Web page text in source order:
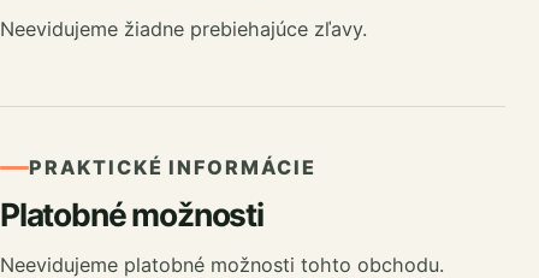
Neevidujeme žiadne prebiehajúce zľavy.
PRAKTICKÉ INFORMÁCIE
Platobné možnosti
Neevidujeme platobné možnosti tohto obchodu.